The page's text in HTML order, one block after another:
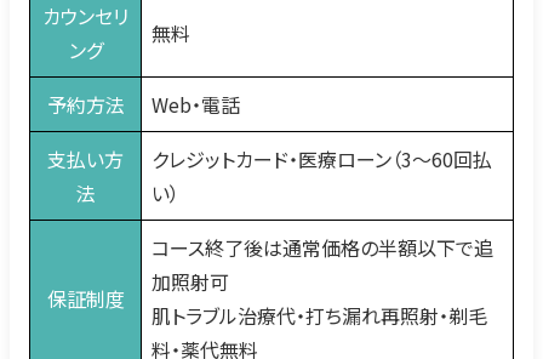
カウンセリ
ング
無料
予約方法
Web・電話
支払い方
法
クレジットカード・医療ローン（3〜60回払
い）
保証制度
コース終了後は通常価格の半額以下で追
加照射可
肌トラブル治療代・打ち漏れ再照射・剃毛
料・薬代無料